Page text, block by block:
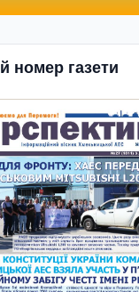
номер газети